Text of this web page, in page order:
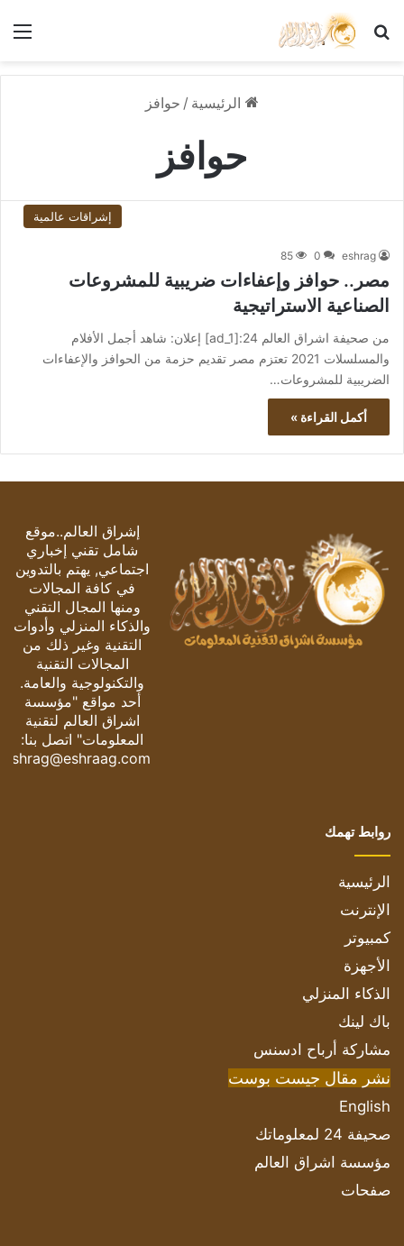
بحث عن
الرئيسية / حوافز
حوافز
إشراقات عالمية
eshrag
0
85
مصر.. حوافز وإعفاءات ضريبية للمشروعات
الصناعية الاستراتيجية
من صحيفة اشراق العالم 24:[ad_1] إعلان: شاهد أجمل الأفلام
والمسلسلات 2021 تعتزم مصر تقديم حزمة من الحوافز والإعفاءات
الضريبية للمشروعات…
أكمل القراءة »
إشراق العالم..موقع
شامل تقني إخباري
اجتماعي, يهتم بالتدوين
في كافة المجالات
ومنها المجال التقني
والذكاء المنزلي وأدوات
التقنية وغير ذلك من
المجالات التقنية
والتكنولوجية والعامة.
أحد مواقع "مؤسسة
اشراق العالم لتقنية
المعلومات" اتصل بنا:
eshrag@eshraag.com
روابط تهمك
الرئيسية
الإنترنت
كمبيوتر
الأجهزة
الذكاء المنزلي
باك لينك
مشاركة أرباح ادسنس
نشر مقال جيست بوست
English
صحيفة 24 لمعلوماتك
مؤسسة اشراق العالم
صفحات